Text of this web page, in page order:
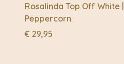
Rosalinda Top Off White |
Peppercorn
€ 29,95